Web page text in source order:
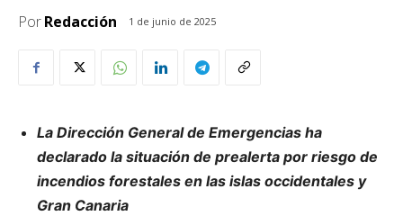
PorRedacción 1 de junio de 2025
La Dirección General de Emergencias ha
declarado la situación de prealerta por riesgo de
incendios forestales en las islas occidentales y
Gran Canaria